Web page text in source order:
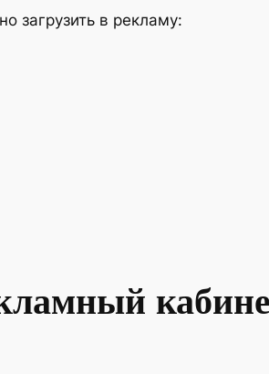
загрузить в рекламу: